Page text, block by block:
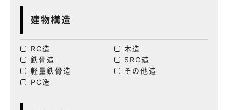
建物構造
RC造
木造
鉄骨造
SRC造
軽量鉄骨造
その他造
PC造